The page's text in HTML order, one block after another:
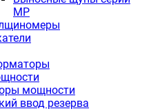
МР
мощности
ввод резерва